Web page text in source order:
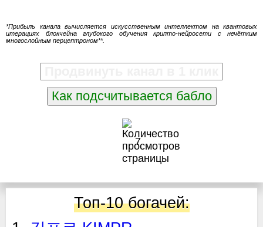
*Прибыль канала вычисляется искусственным интеллектом на квантовых
итерациях блокчейна глубокого обучения крипто-нейросети с нечётким
многослойным перцептроном**.
Как подсчитывается бабло
7
Топ-10 богачей: